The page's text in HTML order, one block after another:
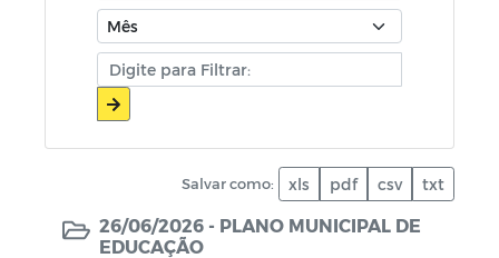
LEI PAULO GUSTAVO
CONSELHO TUTELAR
CHAMADAS PÚBLICAS
CMDCA Parcerias
Salvar como: xls pdf csv txt
26/06/2026 - PLANO MUNICIPAL DE
EDUCAÇÃO